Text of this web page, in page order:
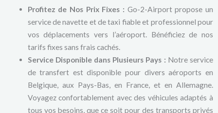
Profitez de Nos Prix Fixes : Go-2-Airport propose un
service de navette et de taxi fiable et professionnel pour
vos déplacements vers l’aéroport. Bénéficiez de nos
tarifs fixes sans frais cachés.
Service Disponible dans Plusieurs Pays : Notre service
de transfert est disponible pour divers aéroports en
Belgique, aux Pays-Bas, en France, et en Allemagne.
Voyagez confortablement avec des véhicules adaptés à
tous vos besoins, que ce soit pour des transports privés